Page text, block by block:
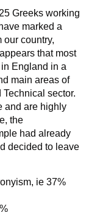
Greeks working
marked a
our country,
that most
England in a
main areas of
Technical sector.
and are highly
the
had already
decided to leave
ie 37%